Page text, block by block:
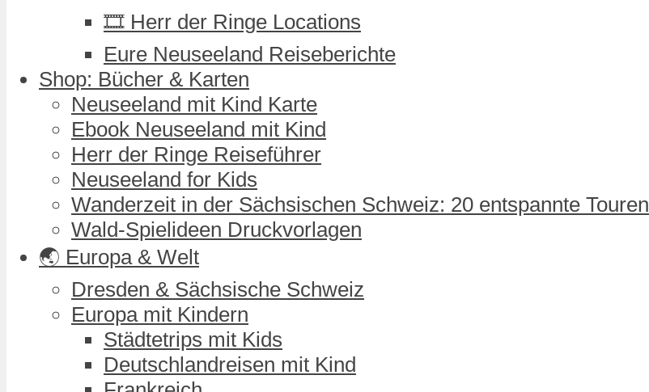
🎞️ Herr der Ringe Locations
Eure Neuseeland Reiseberichte
Shop: Bücher & Karten
Neuseeland mit Kind Karte
Ebook Neuseeland mit Kind
Herr der Ringe Reiseführer
Neuseeland for Kids
Wanderzeit in der Sächsischen Schweiz: 20 entspannte Touren
Wald-Spielideen Druckvorlagen
🌏 Europa & Welt
Dresden & Sächsische Schweiz
Europa mit Kindern
Städtetrips mit Kids
Deutschlandreisen mit Kind